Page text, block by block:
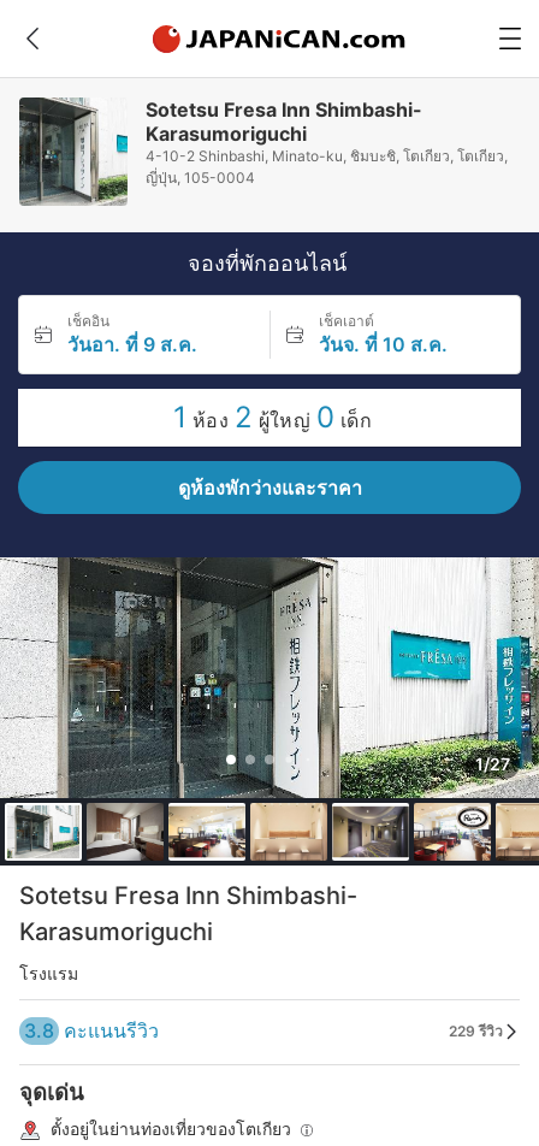
Sotetsu Fresa Inn Shimbashi-
Karasumoriguchi
4-10-2 Shinbashi, Minato-ku, ชิมบะชิ, โตเกียว, โตเกียว,
ญี่ปุ่น, 105-0004
จองที่พักออนไลน์
เช็คอิน
วันอา. ที่ 9 ส.ค.
เช็คเอาต์
วันจ. ที่ 10 ส.ค.
1 ห้อง 2 ผู้ใหญ่ 0 เด็ก
ดูห้องพักว่างและราคา
1/27
Sotetsu Fresa Inn Shimbashi-
Karasumoriguchi
โรงแรม
3.8 คะแนนรีวิว 229 รีวิว
จุดเด่น
ตั้งอยู่ในย่านท่องเที่ยวของโตเกียว